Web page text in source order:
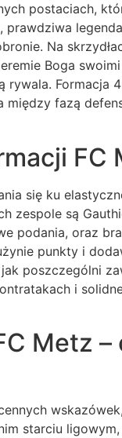
postaciach,
prawdziwa
Na
Boga swoimi
rywala. Formacja
fazą
FC
się ku
zespole są
podania, oraz
punkty i
poszczególni
i
Metz –
starciu